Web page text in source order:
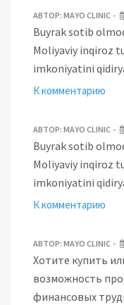
АВТОР: MAYO CLINIC
Buyrak sotib
Moliyaviy inqiroz
imkoniyatini
К комментарию
АВТОР: MAYO CLINIC
Buyrak sotib
Moliyaviy inqiroz
imkoniyatini
К комментарию
АВТОР: MAYO CLINIC
Хотите купить
возможность
финансовых